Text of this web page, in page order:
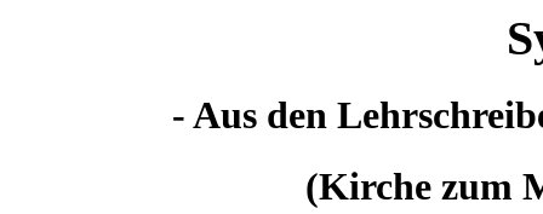
- Aus den
(Kirche zum